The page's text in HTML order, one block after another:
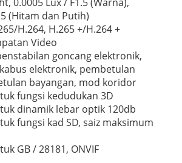
(Hitam dan Putih)
H.264, H.265 +/H.264 +
Video
goncang elektronik,
elektronik, pembetulan
bayangan, mod koridor
fungsi kedudukan 3D
dinamik lebar optik 120db
fungsi kad SD, saiz maksimum
GB / 28181, ONVIF